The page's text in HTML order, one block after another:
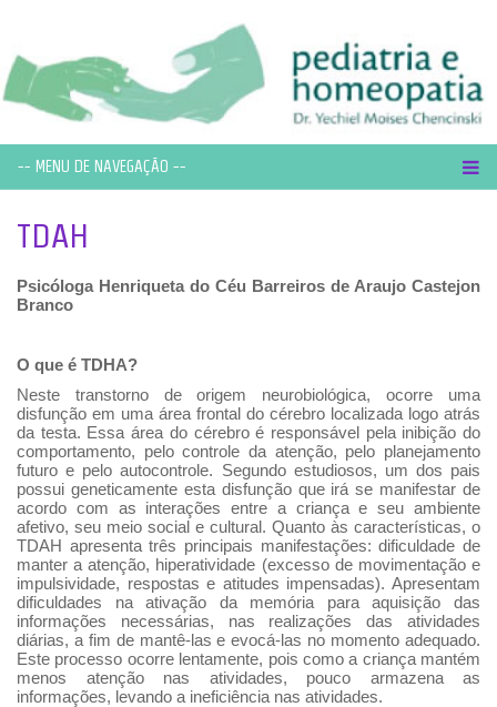
-- MENU DE NAVEGAÇÃO --
TDAH
Psicóloga Henriqueta do Céu Barreiros de Araujo Castejon
Branco
O que é TDHA?
Neste transtorno de origem neurobiológica, ocorre uma
disfunção em uma área frontal do cérebro localizada logo atrás
da testa. Essa área do cérebro é responsável pela inibição do
comportamento, pelo controle da atenção, pelo planejamento
futuro e pelo autocontrole. Segundo estudiosos, um dos pais
possui geneticamente esta disfunção que irá se manifestar de
acordo com as interações entre a criança e seu ambiente
afetivo, seu meio social e cultural. Quanto às características, o
TDAH apresenta três principais manifestações: dificuldade de
manter a atenção, hiperatividade (excesso de movimentação e
impulsividade, respostas e atitudes impensadas). Apresentam
dificuldades na ativação da memória para aquisição das
informações necessárias, nas realizações das atividades
diárias, a fim de mantê-las e evocá-las no momento adequado.
Este processo ocorre lentamente, pois como a criança mantém
menos atenção nas atividades, pouco armazena as
informações, levando a ineficiência nas atividades.